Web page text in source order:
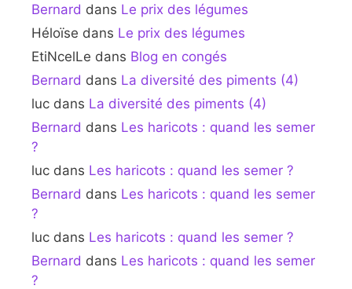
Bernard dans Le prix des légumes
Héloïse dans Le prix des légumes
EtiNcelLe dans Blog en congés
Bernard dans La diversité des piments (4)
luc dans La diversité des piments (4)
Bernard dans Les haricots : quand les semer
?
luc dans Les haricots : quand les semer ?
Bernard dans Les haricots : quand les semer
?
luc dans Les haricots : quand les semer ?
Bernard dans Les haricots : quand les semer
?